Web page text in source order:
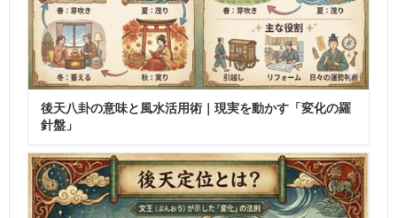
後天八卦の意味と風水活用術｜現実を動かす「変化の羅
針盤」